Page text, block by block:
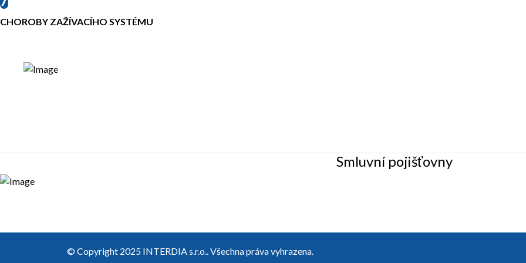
CHOROBY ZAŽÍVACÍHO SYSTÉMU
Smluvní pojišťovny
© Copyright 2025 INTERDIA s.r.o.. Všechna práva vyhrazena.